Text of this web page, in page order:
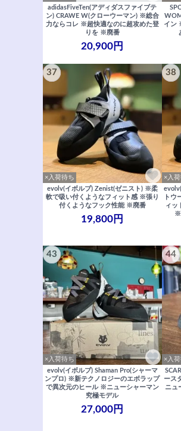
adidasFiveTen(アディダスファイブテ
ン) CRAWE W(クローウーマン) ※総合
力ならコレ ※超快適なのに超攻めた登
りを ※廃番
20,900円
イン
37
×入荷待ち
evolv(イボルブ) Zenist(ゼニスト) ※柔
軟で吸い付くようなフィット感 ※張り
付くようなフック性能 ※廃番
19,800円
38
×入
トウ
ィッ
※
43
×入荷待ち
evolv(イボルブ) Shaman Pro(シャーマ
ンプロ) ※新テクノロジーのエボラップ
で異次元のヒール ※ニューシャーマン
究極モデル
27,000円
44
×入
ース
ニュ